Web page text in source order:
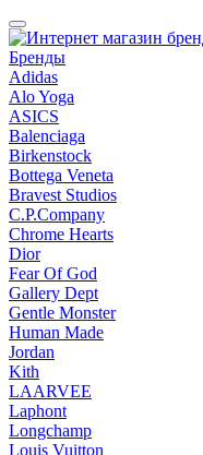
Бренды
Adidas
Alo Yoga
ASICS
Balenciaga
Birkenstock
Bottega Veneta
Bravest Studios
C.P.Company
Chrome Hearts
Dior
Fear Of God
Gallery Dept
Gentle Monster
Human Made
Jordan
Kith
LAARVEE
Laphont
Longchamp
Louis Vuitton